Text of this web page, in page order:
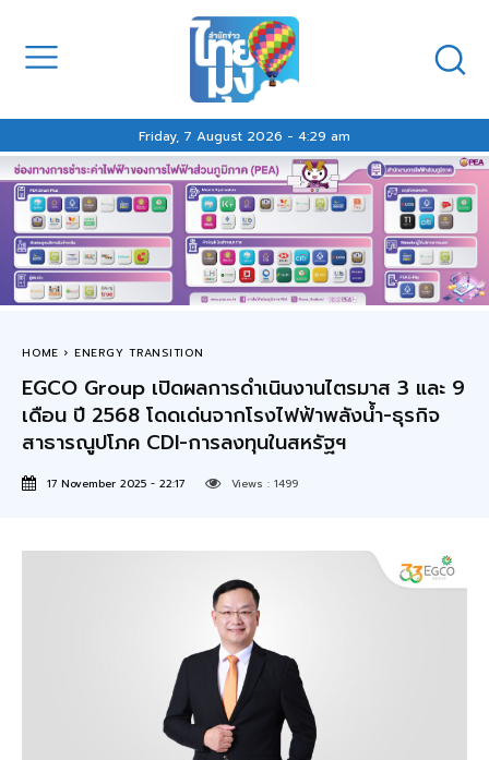
Friday, 7 August 2026 - 4:29 am
HOME ENERGY TRANSITION
EGCO Group เปิดผลการดำเนินงานไตรมาส 3 และ 9
เดือน ปี 2568 โดดเด่นจากโรงไฟฟ้าพลังน้ำ-ธุรกิจ
สาธารณูปโภค CDI-การลงทุนในสหรัฐฯ
17 November 2025 - 22:17 Views : 1499